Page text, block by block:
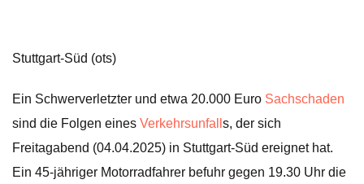
Stuttgart-Süd (ots)
Ein Schwerverletzter und etwa 20.000 Euro Sachschaden
sind die Folgen eines Verkehrsunfall s, der sich
Freitagabend (04.04.2025) in Stuttgart-Süd ereignet hat.
Ein 45-jähriger Motorradfahrer befuhr gegen 19.30 Uhr die